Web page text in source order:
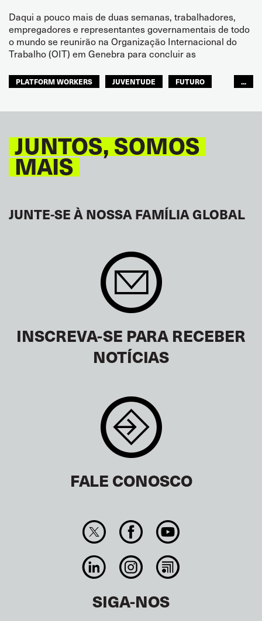
Daqui a pouco mais de duas semanas, trabalhadores,
empregadores e representantes governamentais de todo
o mundo se reunirão na Organização Internacional do
Trabalho (OIT) em Genebra para concluir as
PLATFORM WORKERS JUVENTUDE
FUTURO
...
JUNTOS, SOMOS
MAIS
JUNTE-SE À NOSSA FAMÍLIA GLOBAL
INSCREVA-SE PARA RECEBER
NOTÍCIAS
FALE CONOSCO
SIGA-NOS